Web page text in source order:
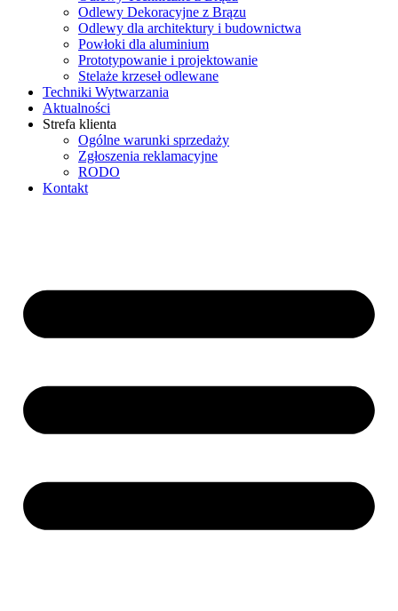
Odlewy Dekoracyjne z Brązu
Odlewy dla architektury i budownictwa
Powłoki dla aluminium
Prototypowanie i projektowanie
Stelaże krzeseł odlewane
Techniki Wytwarzania
Aktualności
Strefa klienta
Ogólne warunki sprzedaży
Zgłoszenia reklamacyjne
RODO
Kontakt